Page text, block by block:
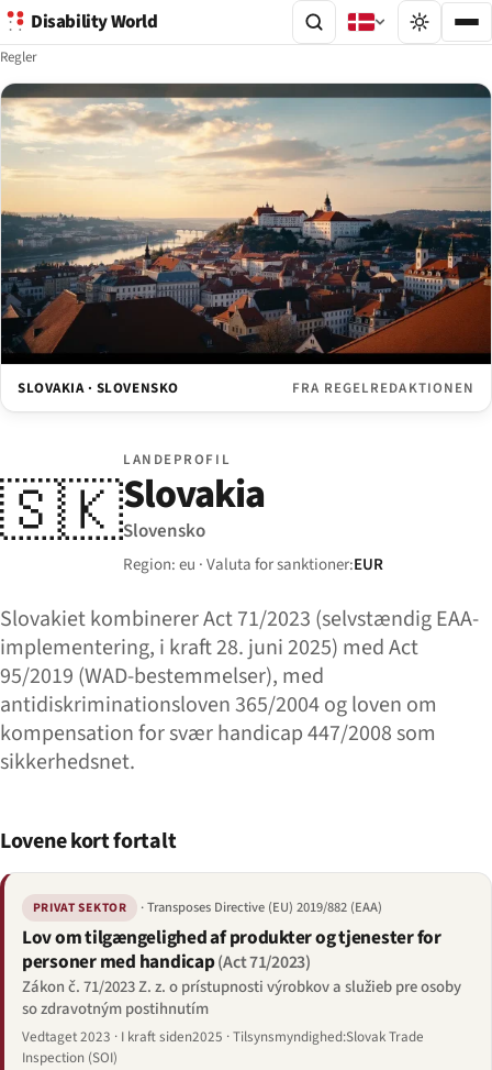
Disability World
Regler
SLOVAKIA · SLOVENSKO FRA REGELREDAKTIONEN
🇸🇰
LANDEPROFIL
Slovakia
Slovensko
Region: eu · Valuta for sanktioner:EUR
Slovakiet kombinerer Act 71/2023 (selvstændig EAA-
implementering, i kraft 28. juni 2025) med Act
95/2019 (WAD-bestemmelser), med
antidiskriminationsloven 365/2004 og loven om
kompensation for svær handicap 447/2008 som
sikkerhedsnet.
Lovene kort fortalt
PRIVAT SEKTOR · Transposes Directive (EU) 2019/882 (EAA)
Lov om tilgængelighed af produkter og tjenester for
personer med handicap(Act 71/2023)
Zákon č. 71/2023 Z. z. o prístupnosti výrobkov a služieb pre osoby
so zdravotným postihnutím
Vedtaget 2023 · I kraft siden2025 · Tilsynsmyndighed:Slovak Trade
Inspection (SOI)